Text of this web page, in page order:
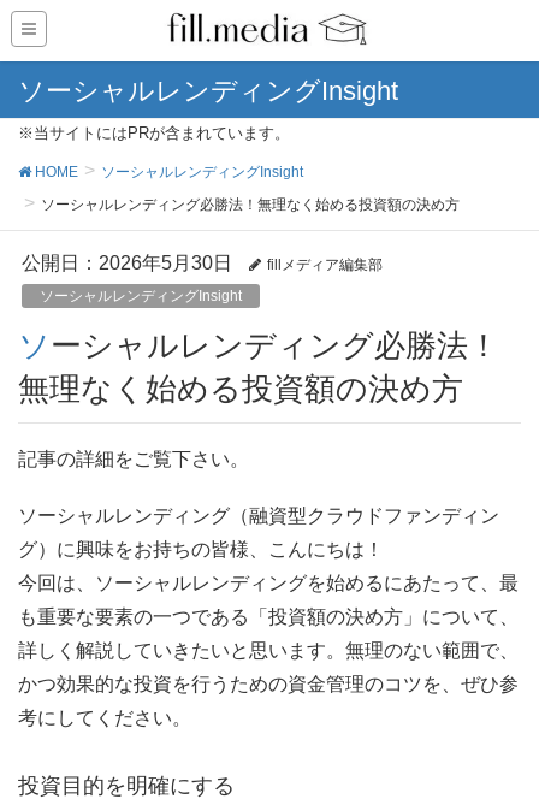
ソーシャルレンディングInsight
※当サイトにはPRが含まれています。
HOME
ソーシャルレンディングInsight
ソーシャルレンディング必勝法！無理なく始める投資額の決め方
公開日： 2026年5月30日
fillメディア編集部
ソーシャルレンディングInsight
ソーシャルレンディング必勝法！
無理なく始める投資額の決め方
記事の詳細をご覧下さい。
ソーシャルレンディング（融資型クラウドファンディン
グ）に興味をお持ちの皆様、こんにちは！
今回は、ソーシャルレンディングを始めるにあたって、最
も重要な要素の一つである「投資額の決め方」について、
詳しく解説していきたいと思います。無理のない範囲で、
かつ効果的な投資を行うための資金管理のコツを、ぜひ参
考にしてください。
投資目的を明確にする